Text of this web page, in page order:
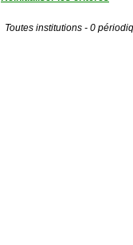
Toutes institutions - 0